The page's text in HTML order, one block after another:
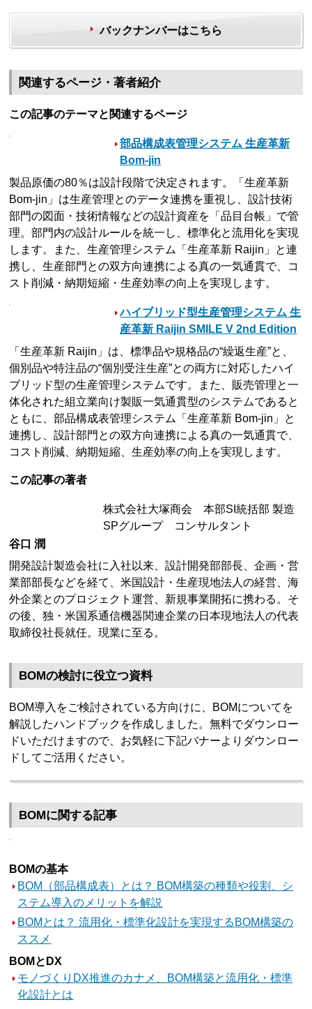
バックナンバーはこちら
関連するページ・著者紹介
この記事のテーマと関連するページ
部品構成表管理システム 生産革新
Bom-jin
製品原価の80％は設計段階で決定されます。「生産革新
Bom-jin」は生産管理とのデータ連携を重視し、設計技術
部門の図面・技術情報などの設計資産を「品目台帳」で管
理。部門内の設計ルールを統一し、標準化と流用化を実現
します。また、生産管理システム「生産革新 Raijin」と連
携し、生産部門との双方向連携による真の一気通貫で、コ
スト削減・納期短縮・生産効率の向上を実現します。
ハイブリッド型生産管理システム 生
産革新 Raijin SMILE V 2nd Edition
「生産革新 Raijin」は、標準品や規格品の“繰返生産”と、
個別品や特注品の“個別受注生産”との両方に対応したハイ
ブリッド型の生産管理システムです。また、販売管理と一
体化された組立業向け製販一気通貫型のシステムであると
ともに、部品構成表管理システム「生産革新 Bom-jin」と
連携し、設計部門との双方向連携による真の一気通貫で、
コスト削減、納期短縮、生産効率の向上を実現します。
この記事の著者
株式会社大塚商会 本部SI統括部 製造
SPグループ コンサルタント
谷口 潤
開発設計製造会社に入社以来、設計開発部部長、企画・営
業部部長などを経て、米国設計・生産現地法人の経営、海
外企業とのプロジェクト運営、新規事業開拓に携わる。そ
の後、独・米国系通信機器関連企業の日本現地法人の代表
取締役社長就任。現業に至る。
BOMの検討に役立つ資料
BOM導入をご検討されている方向けに、BOMについてを
解説したハンドブックを作成しました。無料でダウンロー
ドいただけますので、お気軽に下記バナーよりダウンロー
ドしてご活用ください。
BOMに関する記事
BOMの基本
BOM（部品構成表）とは？ BOM構築の種類や役割、シ
ステム導入のメリットを解説
BOMとは？ 流用化・標準化設計を実現するBOM構築の
ススメ
BOMとDX
モノづくりDX推進のカナメ、BOM構築と流用化・標準
化設計とは